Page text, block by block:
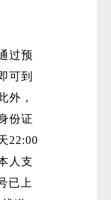
过预
可到
外，
份证
22:00
人支
已上